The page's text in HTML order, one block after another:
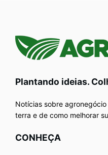
Plantando ideias.
Notícias sobre
terra e de como melhorar
CONHEÇA